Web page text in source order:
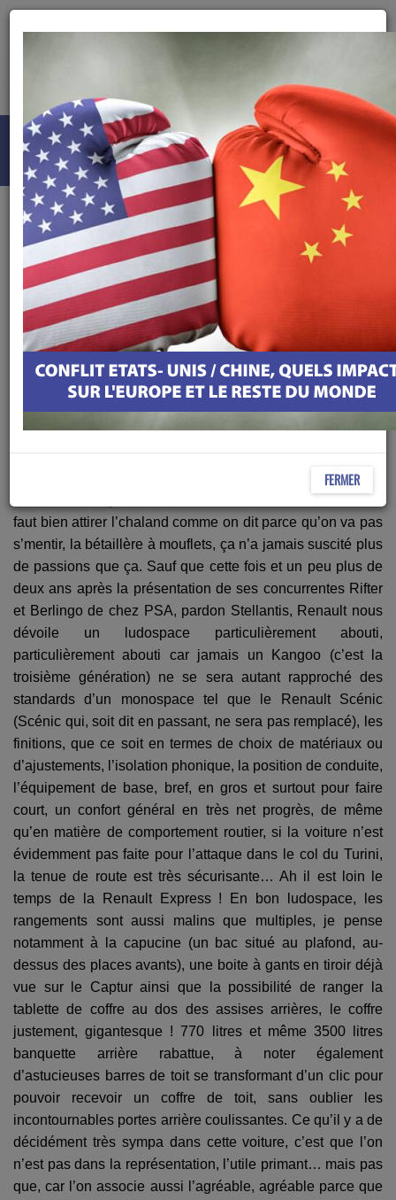
Renault Kangoo
24 MAI 2021
ÉCOUTER LE PODCAST TÉLÉCHARGER LE PODCAST
Bonjour, bonjour à toutes et à tous,
Vous savez quoi ? Je sens l’écart de conduite qui
sommeille en vous, cette envie d’interdit, ce désir
d’incartade, ça tombe bien… aujourd’hui je vous ai préparé
une chronique très… particulière. Aujourd’hui, je vais vous
Alors je ne dis pas que mon intro ne survend pas un peu le
nouveau ludospace de Renault, mais bon, ben oui, mais
faut bien attirer l’chaland comme on dit parce qu’on va pas
s’mentir, la bétaillère à mouflets, ça n’a jamais suscité plus
de passions que ça. Sauf que cette fois et un peu plus de
deux ans après la présentation de ses concurrentes Rifter
et Berlingo de chez PSA, pardon Stellantis, Renault nous
dévoile un ludospace particulièrement abouti,
particulièrement abouti car jamais un Kangoo (c’est la
troisième génération) ne se sera autant rapproché des
standards d’un monospace tel que le Renault Scénic
(Scénic qui, soit dit en passant, ne sera pas remplacé), les
finitions, que ce soit en termes de choix de matériaux ou
d’ajustements, l’isolation phonique, la position de conduite,
l’équipement de base, bref, en gros et surtout pour faire
court, un confort général en très net progrès, de même
qu’en matière de comportement routier, si la voiture n’est
évidemment pas faite pour l’attaque dans le col du Turini,
la tenue de route est très sécurisante… Ah il est loin le
temps de la Renault Express ! En bon ludospace, les
rangements sont aussi malins que multiples, je pense
notamment à la capucine (un bac situé au plafond, au-
dessus des places avants), une boite à gants en tiroir déjà
vue sur le Captur ainsi que la possibilité de ranger la
tablette de coffre au dos des assises arrières, le coffre
justement, gigantesque ! 770 litres et même 3500 litres
banquette arrière rabattue, à noter également
d’astucieuses barres de toit se transformant d’un clic pour
pouvoir recevoir un coffre de toit, sans oublier les
incontournables portes arrière coulissantes. Ce qu’il y a de
décidément très sympa dans cette voiture, c’est que l’on
n’est pas dans la représentation, l’utile primant… mais pas
que, car l’on associe aussi l’agréable, agréable parce que
FERMER